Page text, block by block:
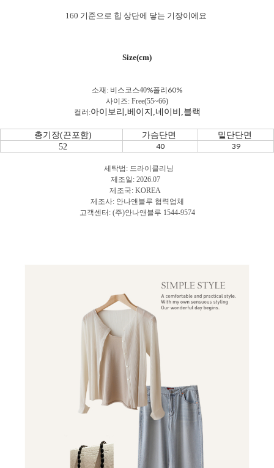
160 기준으로 힙 상단에 닿는 기장이에요
Size(cm)
소재: 비스코스40%폴리60%
사이즈: Free(55~66)
컬러:아이보리,베이지,네이비,블랙
총기장(끈포함) 가슴단면
밑단단면
52
40 39
세탁법: 드라이클리닝
제조일: 2026.07
제조국: KOREA
제조사: 안나앤블루 협력업체
고객센터: (주)안나앤블루 1544-9574